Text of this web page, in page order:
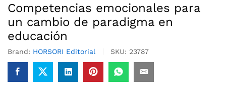
Competencias emocionales para
un cambio de paradigma en
educación
Brand: HORSORI Editorial SKU: 23787